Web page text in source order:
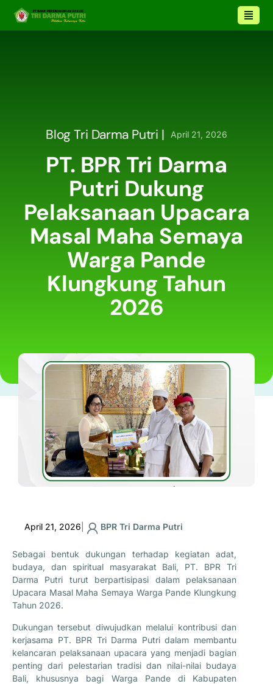
Blog Tri Darma Putri | April 21, 2026
PT. BPR Tri Darma
Putri Dukung
Pelaksanaan Upacara
Masal Maha Semaya
Warga Pande
Klungkung Tahun
2026
April 21, 2026 BPR Tri Darma Putri
Sebagai bentuk dukungan terhadap kegiatan adat,
budaya, dan spiritual masyarakat Bali, PT. BPR Tri
Darma Putri turut berpartisipasi dalam pelaksanaan
Upacara Masal Maha Semaya Warga Pande Klungkung
Tahun 2026.
Dukungan tersebut diwujudkan melalui kontribusi dan
kerjasama PT. BPR Tri Darma Putri dalam membantu
kelancaran pelaksanaan upacara yang menjadi bagian
penting dari pelestarian tradisi dan nilai-nilai budaya
Bali, khususnya bagi Warga Pande di Kabupaten